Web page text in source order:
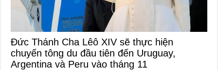
Đức Thánh Cha Lêô XIV sẽ thực hiện
chuyến tông du đầu tiên đến Uruguay,
Argentina và Peru vào tháng 11